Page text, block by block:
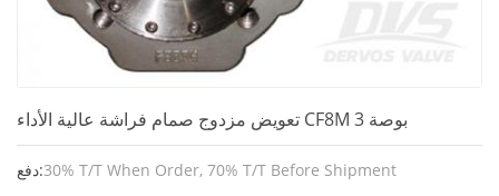
تعويض مزدوج صمام فراشة عالية الأداء CF8M 3 بوصة
دفع:30% T/T When Order, 70% T/T Before Shipment